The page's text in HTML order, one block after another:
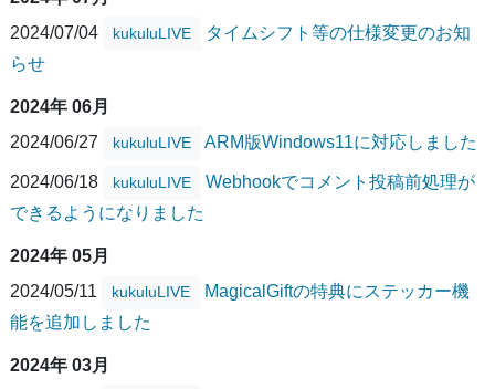
2024/07/04
kukuluLIVE
タイムシフト等の仕様変更のお知
らせ
2024年 06月
2024/06/27
kukuluLIVE ARM版Windows11に対応しました
2024/06/18 kukuluLIVE
Webhookでコメント投稿前処理が
できるようになりました
2024年 05月
2024/05/11
kukuluLIVE
MagicalGiftの特典にステッカー機
能を追加しました
2024年 03月